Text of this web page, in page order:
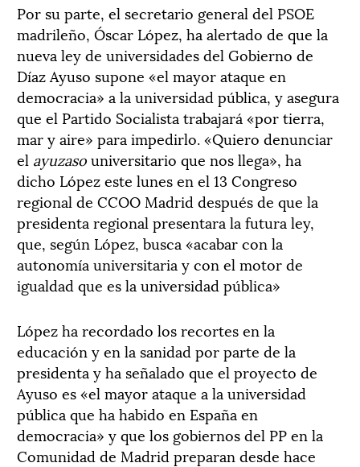
Por su parte, el secretario general del PSOE
madrileño, Óscar López, ha alertado de que la
nueva ley de universidades del Gobierno de
Díaz Ayuso supone «el mayor ataque en
democracia» a la universidad pública, y asegura
que el Partido Socialista trabajará «por tierra,
mar y aire» para impedirlo. «Quiero denunciar
el ayuzasouniversitario que nos llega», ha
dicho López este lunes en el 13 Congreso
regional de CCOO Madrid después de que la
presidenta regional presentara la futura ley,
que, según López, busca «acabar con la
autonomía universitaria y con el motor de
igualdad que es la universidad pública»
López ha recordado los recortes en la
educación y en la sanidad por parte de la
presidenta y ha señalado que el proyecto de
Ayuso es «el mayor ataque a la universidad
pública que ha habido en España en
democracia» y que los gobiernos del PP en la
Comunidad de Madrid preparan desde hace